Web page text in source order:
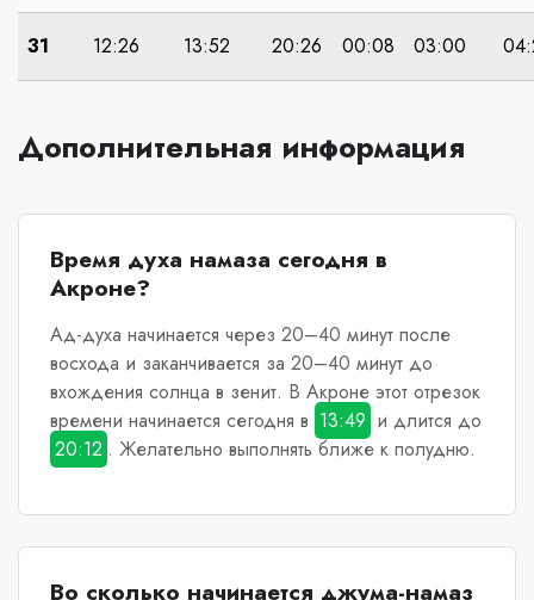
31 12:26 13:52 20:26 00:08 03:00
Дополнительная информация
Время духа намаза сегодня в
Акроне?
Ад-духа начинается через 20–40 минут после
восхода и заканчивается за 20–40 минут до
вхождения солнца в зенит. В Акронеэтот отрезок
времени начинается сегодня в 13:49 и длится до
20:12 . Желательно выполнять ближе к полудню.
Во сколько начинается джума-намаз